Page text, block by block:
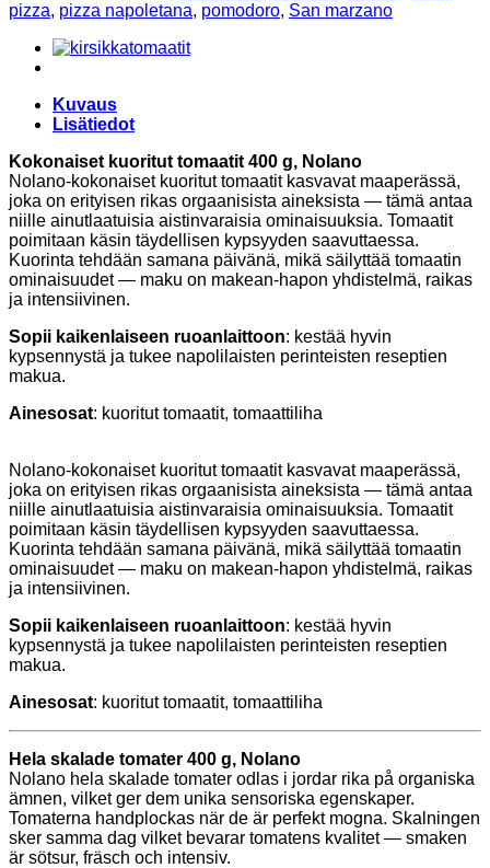
pizza, pizza napoletana, pomodoro, San marzano
Kuvaus
Lisätiedot
Kokonaiset kuoritut tomaatit 400 g, Nolano
Nolano-kokonaiset kuoritut tomaatit kasvavat maaperässä,
joka on erityisen rikas orgaanisista aineksista — tämä antaa
niille ainutlaatuisia aistinvaraisia ominaisuuksia. Tomaatit
poimitaan käsin täydellisen kypsyyden saavuttaessa.
Kuorinta tehdään samana päivänä, mikä säilyttää tomaatin
ominaisuudet — maku on makean-hapon yhdistelmä, raikas
ja intensiivinen.
Sopii kaikenlaiseen ruoanlaittoon: kestää hyvin
kypsennystä ja tukee napolilaisten perinteisten reseptien
makua.
Ainesosat: kuoritut tomaatit, tomaattiliha
Nolano-kokonaiset kuoritut tomaatit kasvavat maaperässä,
joka on erityisen rikas orgaanisista aineksista — tämä antaa
niille ainutlaatuisia aistinvaraisia ominaisuuksia. Tomaatit
poimitaan käsin täydellisen kypsyyden saavuttaessa.
Kuorinta tehdään samana päivänä, mikä säilyttää tomaatin
ominaisuudet — maku on makean-hapon yhdistelmä, raikas
ja intensiivinen.
Sopii kaikenlaiseen ruoanlaittoon: kestää hyvin
kypsennystä ja tukee napolilaisten perinteisten reseptien
makua.
Ainesosat: kuoritut tomaatit, tomaattiliha
Hela skalade tomater 400 g, Nolano
Nolano hela skalade tomater odlas i jordar rika på organiska
ämnen, vilket ger dem unika sensoriska egenskaper.
Tomaterna handplockas när de är perfekt mogna. Skalningen
sker samma dag vilket bevarar tomatens kvalitet — smaken
är sötsur, fräsch och intensiv.